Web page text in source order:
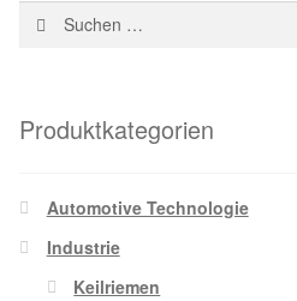
Suchen
nach:
Produktkategorien
Automotive Technologie
Industrie
Keilriemen